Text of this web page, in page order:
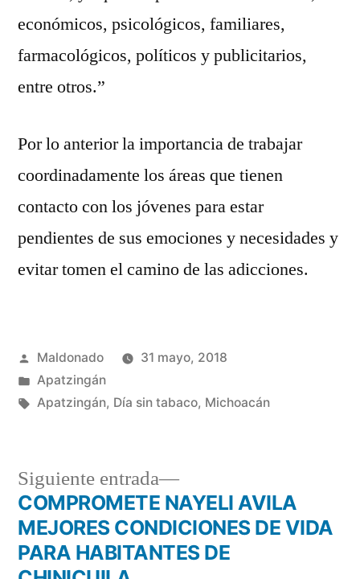
económicos, psicológicos, familiares,
farmacológicos, políticos y publicitarios,
entre otros.”
Por lo anterior la importancia de trabajar
coordinadamente los áreas que tienen
contacto con los jóvenes para estar
pendientes de sus emociones y necesidades y
evitar tomen el camino de las adicciones.
Publicado
por
Maldonado
31 mayo, 2018
Publicada
en
Apatzingán
Etiquetas:
Apatzingán, Día sin tabaco, Michoacán
Navegación
de
Siguiente entrada
Siguiente
entrada:
COMPROMETE NAYELI AVILA
MEJORES CONDICIONES DE VIDA
PARA HABITANTES DE